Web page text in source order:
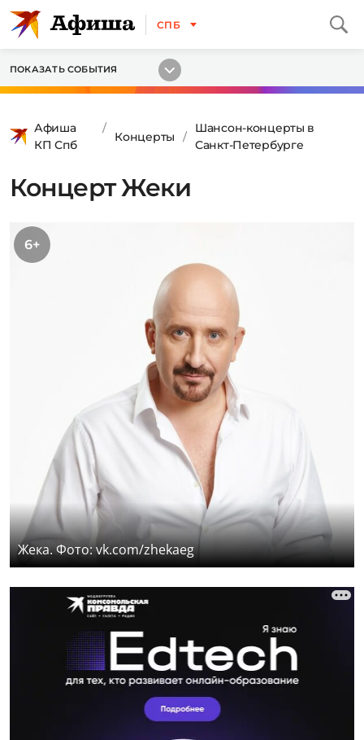
СПБ
ПОКАЗАТЬ СОБЫТИЯ
Афиша
КП Спб
Концерты
Шансон-концерты в
Санкт-Петербурге
Концерт Жеки
6+
Жека. Фото: vk.com/zhekaeg